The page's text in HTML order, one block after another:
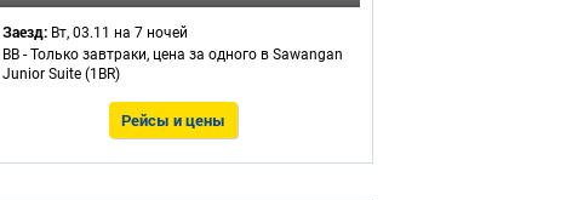
Заезд: Вт, 03.11 на 7 ночей
BB - Только завтраки, цена за одного в Sawangan
Junior Suite (1BR)
Рейсы и цены